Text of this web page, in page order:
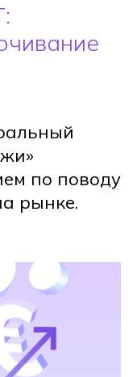
по поводу
рынке.